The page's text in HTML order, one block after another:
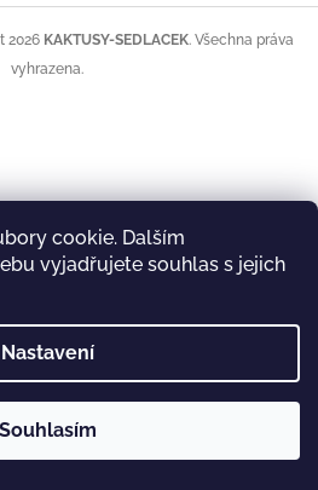
cookie. Dalším
vyjadřujete souhlas s jejich
Nastavení
Souhlasím
2026 KAKTUSY-SEDLACEK. Všechna práva
vyhrazena.